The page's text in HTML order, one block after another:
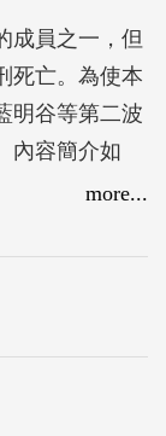
成員之一，但
死亡。為使本
明谷等第二波
內容簡介如
輝等人如何被
訊，也留下了
依據。從數
及是否與匪
more...